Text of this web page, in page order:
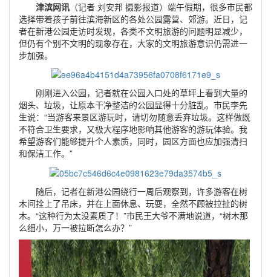
津滨网讯 （记者 刘安邦 摄影报道）端午假期，很多市民都
选择带着孩子前往滨海新区的各处公园露营、郊游。近日，记
者在新港公园走访时发现，各类不文明旅游的问题明显减少，
但仍有个别不文明的现象存在，大家的文明旅游意识仍需进一
步加强。
刚刚进入公园，记者就在公园入口处的草坪上看到大量的
烟头、垃圾，让原本干净整洁的公园显得十分脏乱。市民李先
生说：“当游客来景区游玩时，请切勿随意丢弃垃圾。这样做既
不符合卫生要求，又极大程序地影响其他游客的游玩体验。我
希望游客们能够提升个人素质，同时，园区方面也应加强清扫
和保洁工作。”
随后，记者在新港公园绕行一周后观察到，许多游客在树
木间拴上了吊床，并在上面休息、玩耍，全然不顾被拉扯的树
木。“这种行为太没素质了！”市民王大爷不满地说道，“树木那
么细小，万一被拉断怎么办？”